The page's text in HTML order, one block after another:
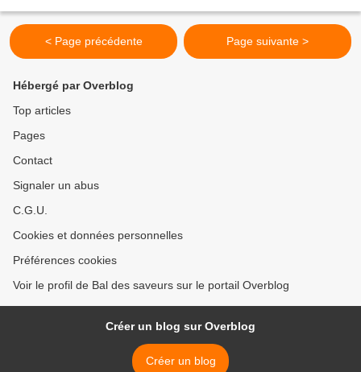
< Page précédente Page suivante >
Hébergé par Overblog
Top articles
Pages
Contact
Signaler un abus
C.G.U.
Cookies et données personnelles
Préférences cookies
Voir le profil de Bal des saveurs sur le portail Overblog
Créer un blog sur Overblog
Créer un blog